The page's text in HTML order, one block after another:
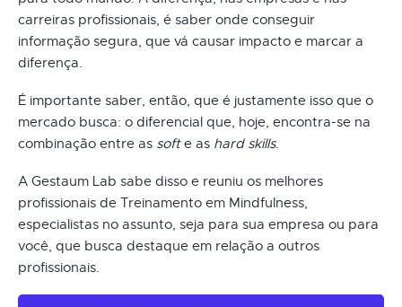
carreiras profissionais, é saber onde conseguir
informação segura, que vá causar impacto e marcar a
diferença.
É importante saber, então, que é justamente isso que o
mercado busca: o diferencial que, hoje, encontra-se na
combinação entre as softe as hard skills.
A Gestaum Lab sabe disso e reuniu os melhores
profissionais de Treinamento em Mindfulness,
especialistas no assunto, seja para sua empresa ou para
você, que busca destaque em relação a outros
profissionais.